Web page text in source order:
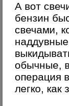
А вот
бензин
свечами,
обычные,
операция
легко, как